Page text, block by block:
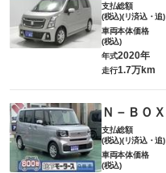
支払総額
(税込)(リ済込・追)
車両本体価格
(税込)
年式2020年
走行1.7万km
Ｎ－ＢＯＸ
支払総額
(税込)(リ済込・追)
車両本体価格
(税込)